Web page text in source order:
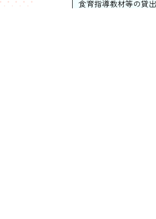
食育指導教材等の貸出